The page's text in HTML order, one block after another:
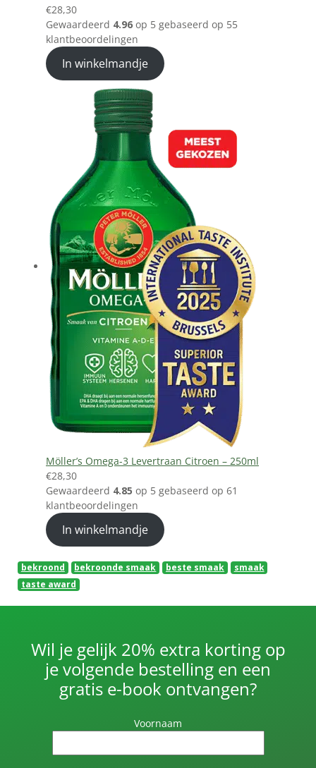
€28,30
Gewaardeerd 4.96 op 5 gebaseerd op 55
klantbeoordelingen
In winkelmandje
Möller’s Omega-3 Levertraan Citroen – 250ml
€28,30
Gewaardeerd 4.85 op 5 gebaseerd op 61
klantbeoordelingen
In winkelmandje
bekroond bekroonde smaak beste smaak
smaak
taste award
Wil je gelijk 20% extra korting op
je volgende bestelling en een
gratis e-book ontvangen?
Voornaam